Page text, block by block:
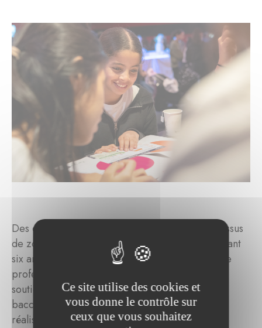
Des élèves très motivés, âgés de 11 à 18 ans et issus
de zones défavorisées, sont accompagnés pendant
six ans par des mentors dévoués, issus du monde
professionnel et éducatif. En leur apportant un
soutien de qualité jusqu'à l'obtention du
baccalauréat, ces derniers sont en mesure de
réaliser leur plein potentiel.
Ce site utilise des cookies et
vous donne le contrôle sur
ceux que vous souhaitez